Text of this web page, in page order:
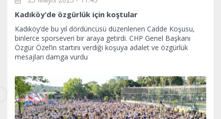
Kadıköy’de özgürlük için koştular
Kadıköy’de bu yıl dördüncüsü düzenlenen Cadde Koşusu,
binlerce sporseveri bir araya getirdi. CHP Genel Başkanı
Özgür Özel’in startını verdiği koşuya adalet ve özgürlük
mesajları damga vurdu